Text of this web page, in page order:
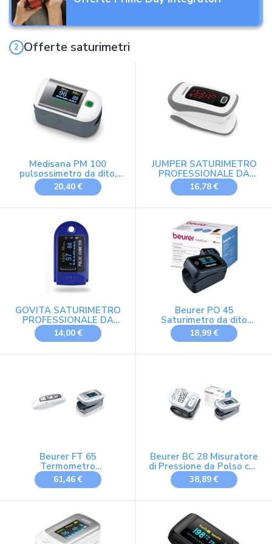
Offerte saturimetri
Medisana PM 100
pulsossimetro da dito,
pulsometro
professionale
20,40 €
JUMPER SATURIMETRO
PROFESSIONALE DA
DITO Pulsossimetro
OSSIMETRO SPO2 dito e
orientabile | onda
plestimografica
16,78 €
GOVITA SATURIMETRO
PROFESSIONALE DA
DITO Pulsossimetro
OSSIMETRO SPO2 dito e
14,00 €
Beurer PO 45
Saturimetro da dito
Professionale Certificato,
Monitoraggio della
Spegnimento Automatico
18,99 €
Beurer FT 65
Termometro
Multifunzione 6 in 1 & PO
30 Saturimetro per il
nel Sangue e del Battito
Cardiaco
61,46 €
Beurer BC 28 Misuratore
di Pressione da Polso con
120 Posizioni di Memoria
e Rilevazione Aritmie &
Saturazione di Ossigeno
nel Sangue
38,89 €